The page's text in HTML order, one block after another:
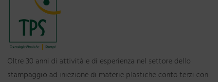
Oltre 30 anni di attività e di esperienza nel settore dello
stampaggio ad iniezione di materie plastiche conto terzi con